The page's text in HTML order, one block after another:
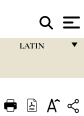
LATIN
ITALIANO